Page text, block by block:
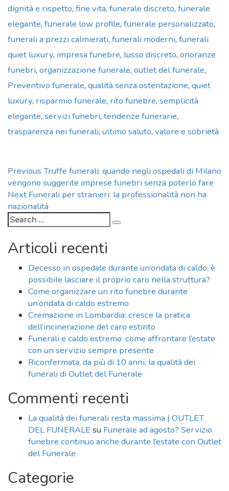
dignità e rispetto, fine vita, funerale discreto, funerale
elegante, funerale low profile, funerale personalizzato,
funerali a prezzi calmierati, funerali moderni, funerali
quiet luxury, impresa funebre, lusso discreto, onoranze
funebri, organizzazione funerale, outlet del funerale,
Preventivo funerale, qualità senza ostentazione, quiet
luxury, risparmio funerale, rito funebre, semplicità
elegante, servizi funebri, tendenze funerarie,
trasparenza nei funerali, ultimo saluto, valore e sobrietà
Navigazione
articoli
Previous Previous
post:
Truffe funerali: quando negli ospedali di Milano
vengono suggerite imprese funebri senza poterlo fare
Next Next
post:
Funerali per stranieri: la professionalità non ha
nazionalità
Search
for:
Search
Articoli recenti
Decesso in ospedale durante un’ondata di caldo: è
possibile lasciare il proprio caro nella struttura?
Come organizzare un rito funebre durante
un’ondata di caldo estremo
Cremazione in Lombardia: cresce la pratica
dell’incinerazione del caro estinto
Funerali e caldo estremo: come affrontare l’estate
con un servizio sempre presente
Riconfermata, da più di 10 anni, la qualità dei
funerali di Outlet del Funerale
Commenti recenti
La qualità dei funerali resta massima | OUTLET
DEL FUNERALEsu Funerale ad agosto? Servizio
funebre continuo anche durante l’estate con Outlet
del Funerale
Categorie